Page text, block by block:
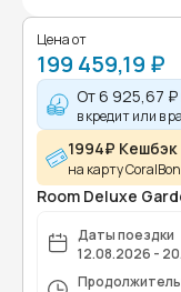
Цена от
199 459,19 ₽
От6 925,67 ₽
в кредит или в
1994₽ Кешбэк
на карту
Room Deluxe
Даты поездки
12.08.2026 -